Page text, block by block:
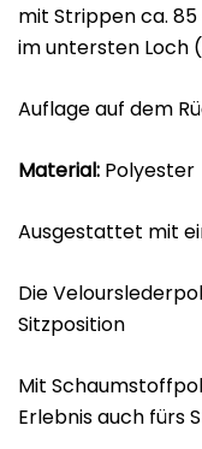
mit Strippen ca. 85
im untersten Loch
Auflage auf dem
Material: Polyester
Ausgestattet mit
Die
Sitzposition
Mit
Erlebnis auch fürs